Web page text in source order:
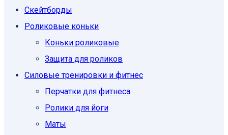
Скейтборды
Роликовые коньки
Коньки роликовые
Защита для роликов
Силовые тренировки и фитнес
Перчатки для фитнеса
Ролики для йоги
Маты